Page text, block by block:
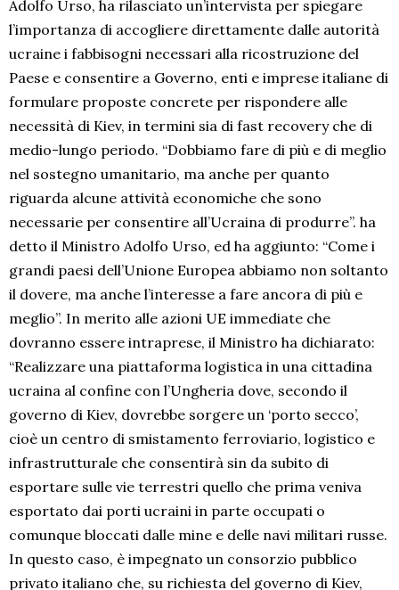
Adolfo Urso, ha rilasciato un’intervista per spiegare
l’importanza di accogliere direttamente dalle autorità
ucraine i fabbisogni necessari alla ricostruzione del
Paese e consentire a Governo, enti e imprese italiane di
formulare proposte concrete per rispondere alle
necessità di Kiev, in termini sia di fast recovery che di
medio-lungo periodo. “Dobbiamo fare di più e di meglio
nel sostegno umanitario, ma anche per quanto
riguarda alcune attività economiche che sono
necessarie per consentire all’Ucraina di produrre”. ha
detto il Ministro Adolfo Urso, ed ha aggiunto: “Come i
grandi paesi dell’Unione Europea abbiamo non soltanto
il dovere, ma anche l’interesse a fare ancora di più e
meglio”. In merito alle azioni UE immediate che
dovranno essere intraprese, il Ministro ha dichiarato:
“Realizzare una piattaforma logistica in una cittadina
ucraina al confine con l’Ungheria dove, secondo il
governo di Kiev, dovrebbe sorgere un ‘porto secco’,
cioè un centro di smistamento ferroviario, logistico e
infrastrutturale che consentirà sin da subito di
esportare sulle vie terrestri quello che prima veniva
esportato dai porti ucraini in parte occupati o
comunque bloccati dalle mine e delle navi militari russe.
In questo caso, è impegnato un consorzio pubblico
privato italiano che, su richiesta del governo di Kiev,